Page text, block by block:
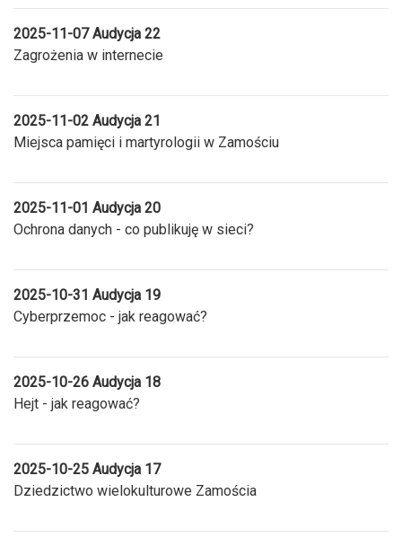
2025-11-07 Audycja 22
Zagrożenia w internecie
2025-11-02 Audycja 21
Miejsca pamięci i martyrologii w Zamościu
2025-11-01 Audycja 20
Ochrona danych - co publikuję w sieci?
2025-10-31 Audycja 19
Cyberprzemoc - jak reagować?
2025-10-26 Audycja 18
Hejt - jak reagować?
2025-10-25 Audycja 17
Dziedzictwo wielokulturowe Zamościa